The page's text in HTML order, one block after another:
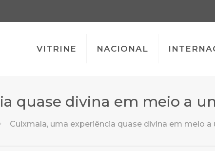
VITRINE NACIONAL
quase divina em meio a
Cuixmala, uma experiência quase divina em meio